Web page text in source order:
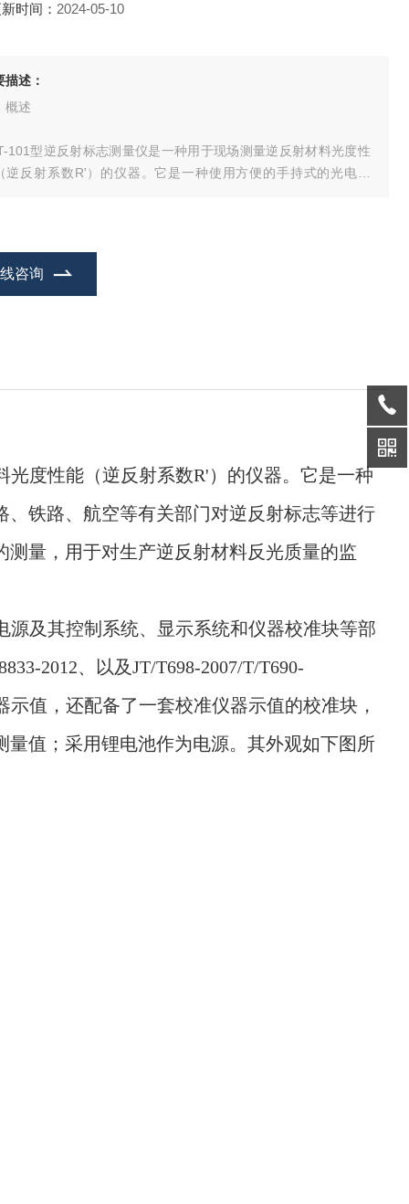
时间： 2024-05-10
描述：
概述
101型逆反射标志测量仪是一种用于现场测量逆反射材料光度性
逆反射系数R'）的仪器。它是一种使用方便的手持式的光电仪
咨询
度性能（逆反射系数R'）的仪器。它是一种
铁路、航空等有关部门对逆反射标志等进行
量，用于对生产逆反射材料反光质量的监
源及其控制系统、显示系统和仪器校准块等部
2012、以及JT/T698-2007/T/T690-
示值，还配备了一套校准仪器示值的校准块，
值；采用锂电池作为电源。其外观如下图所